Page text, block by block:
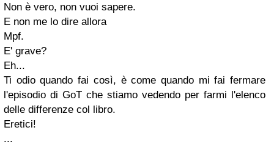
Non è vero, non vuoi sapere.
E non me lo dire allora
Mpf.
E' grave?
Eh...
Ti odio quando fai così, è come quando mi fai fermare
l'episodio di GoT che stiamo vedendo per farmi l'elenco
delle differenze col libro.
Eretici!
...